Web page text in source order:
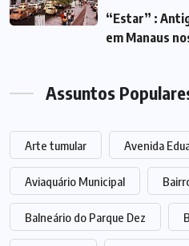
“Estar” :
em Manaus
Assuntos
Arte tumular Avenida
Aviaquário Municipal
Balneário do Parque Dez